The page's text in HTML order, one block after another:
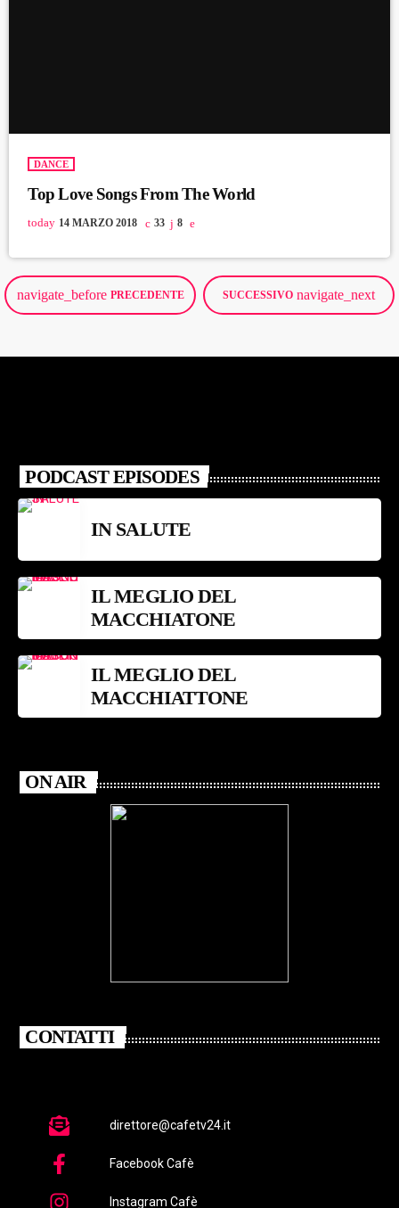
DANCE
Top Love Songs From The World
today 14 MARZO 2018 33 8
navigate_before PRECEDENTE SUCCESSIVO navigate_next
PODCAST EPISODES
IN SALUTE
IL MEGLIO DEL
MACCHIATONE
IL MEGLIO DEL
MACCHIATTONE
ON AIR
CONTATTI
direttore@cafetv24.it
Facebook Cafè
Instagram Cafè